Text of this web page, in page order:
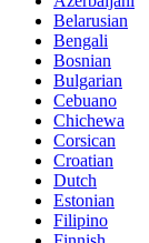
Belarusian
Bengali
Bosnian
Bulgarian
Cebuano
Chichewa
Corsican
Croatian
Dutch
Estonian
Filipino